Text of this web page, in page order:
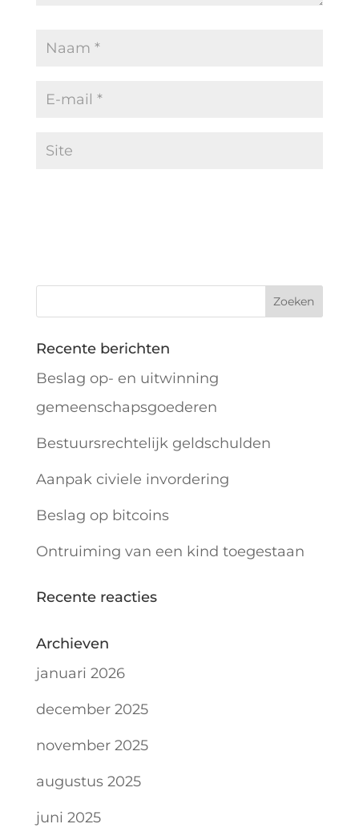
Recente berichten
Beslag op- en uitwinning
gemeenschapsgoederen
Bestuursrechtelijk geldschulden
Aanpak civiele invordering
Beslag op bitcoins
Ontruiming van een kind toegestaan
Recente reacties
Archieven
januari 2026
december 2025
november 2025
augustus 2025
juni 2025